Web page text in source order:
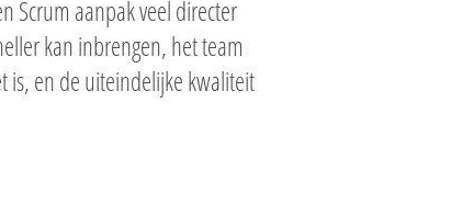
Scrum aanpak veel directer
kan inbrengen, het team
en de uiteindelijke kwaliteit